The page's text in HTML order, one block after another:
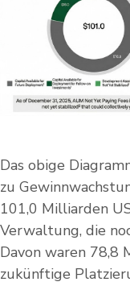
Das obige
zu
101,0 Milliarden
Verwaltung, die
Davon waren 78,8
zukünftige